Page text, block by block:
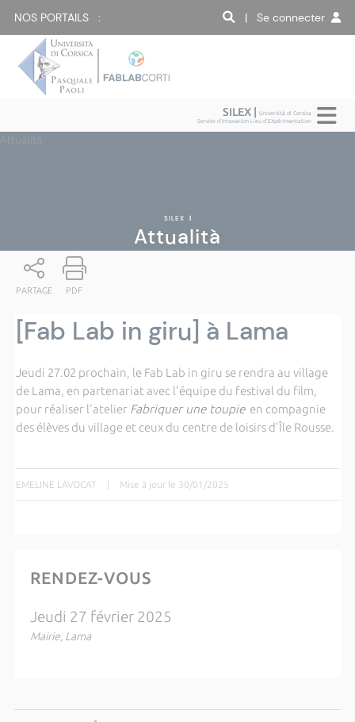
NOS PORTAILS : | Se connecter
SILEX |Università di Corsica
Service d'Innovation Lieu d'EXpérimentation
Attualità
SILEX |
Attualità
PARTAGE PDF
[Fab Lab in giru] à Lama
Jeudi 27.02 prochain, le Fab Lab in giru se rendra au village
de Lama, en partenariat avec l'équipe du festival du film,
pour réaliser l'atelier Fabriquer une toupieen compagnie
des élèves du village et ceux du centre de loisirs d'Île Rousse.
EMELINE LAVOCAT | Mise à jour le 30/01/2025
RENDEZ-VOUS
Jeudi 27 février 2025
Mairie, Lama